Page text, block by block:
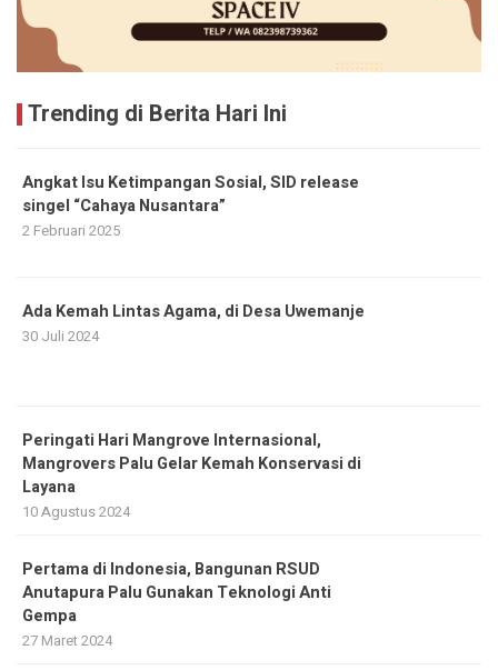
Trending di Berita Hari Ini
Angkat Isu Ketimpangan Sosial, SID release
singel “Cahaya Nusantara”
2 Februari 2025
Ada Kemah Lintas Agama, di Desa Uwemanje
30 Juli 2024
Peringati Hari Mangrove Internasional,
Mangrovers Palu Gelar Kemah Konservasi di
Layana
10 Agustus 2024
Pertama di Indonesia, Bangunan RSUD
Anutapura Palu Gunakan Teknologi Anti
Gempa
27 Maret 2024